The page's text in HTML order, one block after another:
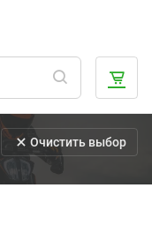
Очистить выбор